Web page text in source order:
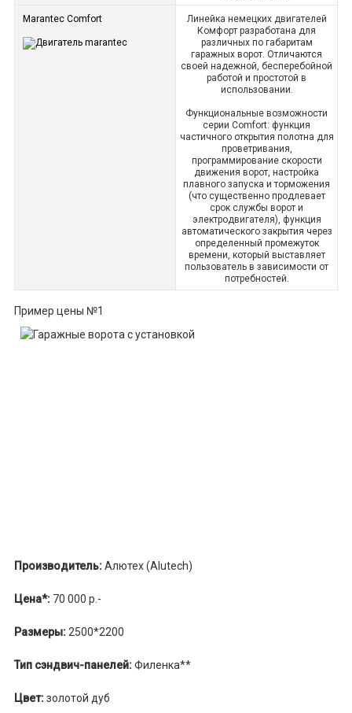
Marantec Comfort
Линейка немецких двигателей
Комфорт разработана для
различных по габаритам
гаражных ворот. Отличаются
своей надежной, бесперебойной
работой и простотой в
использовании.
Функциональные возможности
серии Comfort: функция
частичного открытия полотна для
проветривания,
программирование скорости
движения ворот, настройка
плавного запуска и торможения
(что существенно продлевает
срок службы ворот и
электродвигателя), функция
автоматического закрытия через
определенный промежуток
времени, который выставляет
пользователь в зависимости от
потребностей.
Пример цены №1
Производитель:Алютех (Alutech)
Цена*: 70 000 р.-
Размеры: 2500*2200
Тип сэндвич-панелей:Филенка**
Цвет:золотой дуб